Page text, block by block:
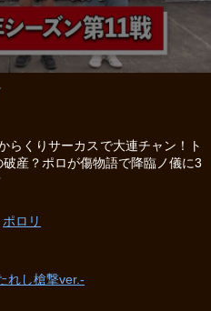
らくりサーカスで大連チャン！ト
産？ポロが傷物語で降臨ノ儀に3
ポロリ
れし槍撃ver.‐